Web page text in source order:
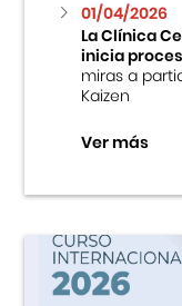
01/04/2026
La Clínica
inicia proceso
miras a
Kaizen
Ver más